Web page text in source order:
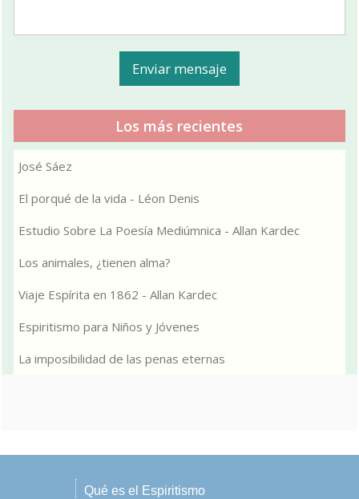
Los más recientes
José Sáez
El porqué de la vida - Léon Denis
Estudio Sobre La Poesía Mediúmnica - Allan Kardec
Los animales, ¿tienen alma?
Viaje Espírita en 1862 - Allan Kardec
Espiritismo para Niños y Jóvenes
La imposibilidad de las penas eternas
Qué es el Espiritismo